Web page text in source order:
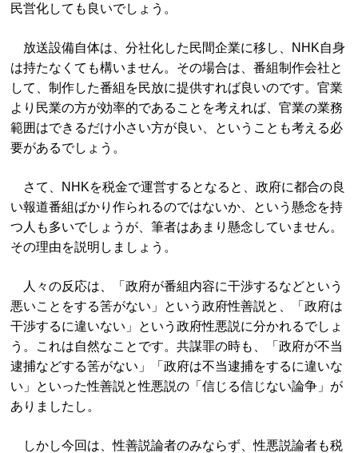
民営化しても良いでしょう。
放送設備自体は、分社化した民間企業に移し、NHK自身
は持たなくても構いません。その場合は、番組制作会社と
して、制作した番組を民放に提供すれば良いのです。官業
より民業の方が効率的であることを考えれば、官業の業務
範囲はできるだけ小さい方が良い、ということも考える必
要があるでしょう。
さて、NHKを税金で運営するとなると、政府に都合の良
い報道番組ばかり作られるのではないか、という懸念を持
つ人も多いでしょうが、筆者はあまり懸念していません。
その理由を説明しましょう。
人々の反応は、「政府が番組内容に干渉するなどという
悪いことをする筈がない」という政府性善説と、「政府は
干渉するに違いない」という政府性悪説に分かれるでしょ
う。これは自然なことです。共謀罪の時も、「政府が不当
逮捕などする筈がない」「政府は不当逮捕をするに違いな
い」といった性善説と性悪説の「信じる信じない論争」が
ありましたし。
しかし今回は、性善説論者のみならず、性悪説論者も税